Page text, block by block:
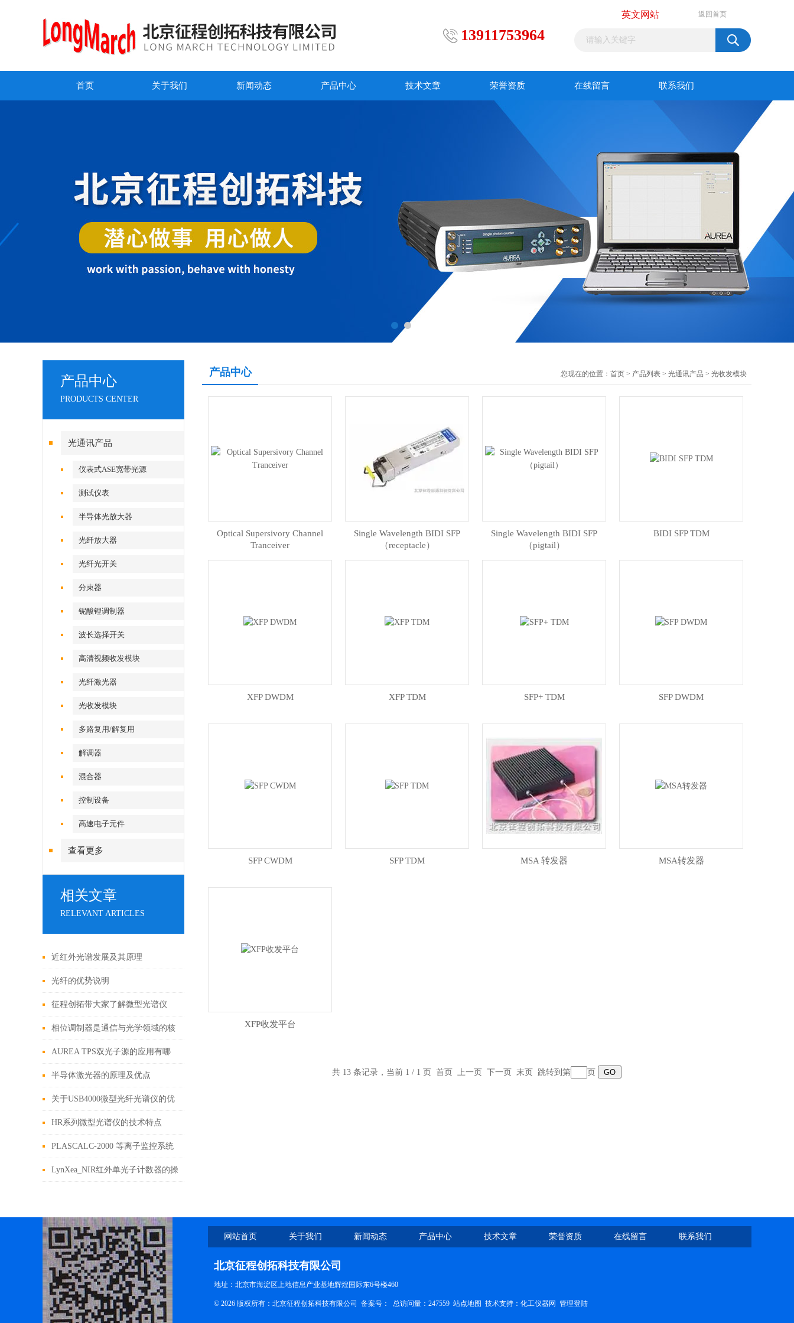
英文网站 返回首页
13911753964
首页 关于我们 新闻动态 产品中心 技术文章 荣誉资质 在线留言 联系我们
产品中心
PRODUCTS CENTER
光通讯产品
仪表式ASE宽带光源
测试仪表
半导体光放大器
光纤放大器
光纤光开关
分束器
铌酸锂调制器
波长选择开关
高清视频收发模块
光纤激光器
光收发模块
多路复用/解复用
解调器
混合器
控制设备
高速电子元件
查看更多
相关文章
RELEVANT ARTICLES
近红外光谱发展及其原理
光纤的优势说明
征程创拓带大家了解微型光谱仪
相位调制器是通信与光学领域的核
心器件
AUREA TPS双光子源的应用有哪
些
半导体激光器的原理及优点
关于USB4000微型光纤光谱仪的优
势，你知道多少
HR系列微型光谱仪的技术特点
PLASCALC-2000 等离子监控系统
工作原理及特点应用
LynXea_NIR红外单光子计数器的操
产品中心 您现在的位置： 首页 > 产品列表 > 光通讯产品 > 光收发模块
Optical Supersivory Channel
Tranceiver
Single Wavelength BIDI SFP
（receptacle）
Single Wavelength BIDI SFP
（pigtail）
BIDI SFP TDM
XFP DWDM XFP TDM SFP+ TDM SFP DWDM
SFP CWDM SFP TDM MSA 转发器 MSA转发器
XFP收发平台
共 13 条记录，当前 1 / 1 页 首页 上一页 下一页 末页 跳转到第 页
网站首页 关于我们 新闻动态 产品中心 技术文章 荣誉资质 在线留言 联系我们
北京征程创拓科技有限公司
地址：北京市海淀区上地信息产业基地辉煌国际东6号楼460
© 2026 版权所有：北京征程创拓科技有限公司 备案号： 总访问量：247559 站点地图 技术支持： 化工仪器网 管理登陆